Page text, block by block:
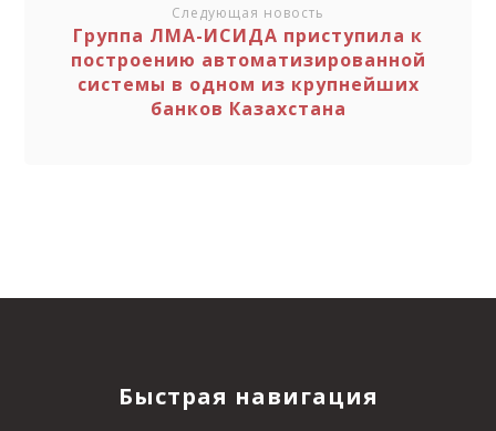
Следующая новость
Группа ЛМА-ИСИДА приступила к
построению автоматизированной
системы в одном из крупнейших
банков Казахстана
Быстрая навигация